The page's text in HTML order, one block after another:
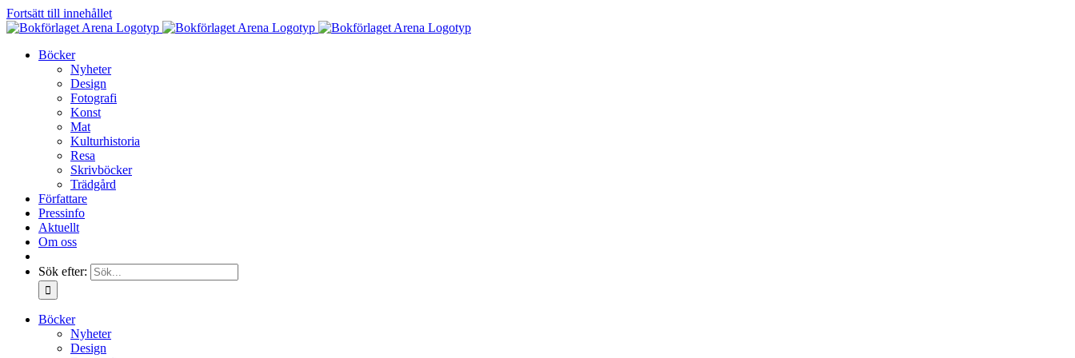
Fortsätt till innehållet
Böcker
Nyheter
Design
Fotografi
Konst
Mat
Kulturhistoria
Resa
Skrivböcker
Trädgård
Författare
Pressinfo
Aktuellt
Om oss
Sök efter:
Böcker
Nyheter
Design